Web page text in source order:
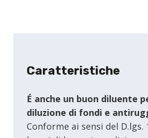
Caratteristiche
É anche un buon diluente
diluzione di fondi e
Conforme ai sensi del D.lgs.